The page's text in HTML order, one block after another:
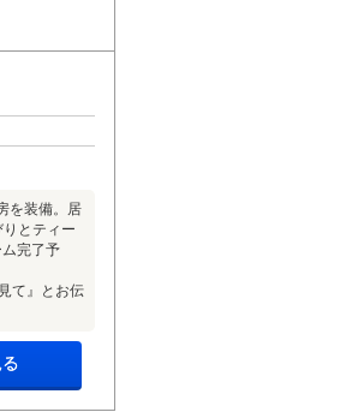
装備。居
とティー
完了予
』とお伝